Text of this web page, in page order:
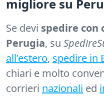
migliore su
Se devi spedire con
Perugia, su
all’estero, spedire in
chiari e molto
corrieri nazionali ed